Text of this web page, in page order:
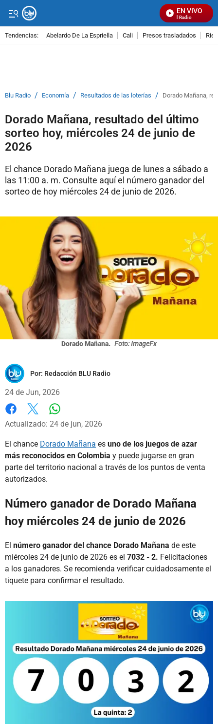
EN VIVO
Señal Visual Radio
Tendencias: Abelardo De La Espriella Cali Presos trasladados
Blu Radio / Economía / Resultados de las loterías / Dorado Mañana,
Dorado Mañana, resultado del último
sorteo hoy, miércoles 24 de junio de
2026
El chance Dorado Mañana juega de lunes a sábado a
las 11:00 a. m. Consulte aquí el número ganador del
sorteo de hoy miércoles 24 de junio de 2026.
Dorado Mañana. Foto: ImageFx
Por: Redacción BLU Radio
24 de Jun, 2026
Facebook
X
Actualizado: 24 de jun, 2026
El chance Dorado Mañana es uno de los juegos de azar
más reconocidos en Colombia y puede jugarse en gran
parte del territorio nacional a través de los puntos de venta
autorizados.
Número ganador de Dorado Mañana
hoy miércoles 24 de junio de 2026
El número ganador del chance Dorado Mañana de este
miércoles 24 de junio de 2026 es el 7032 - 2. Felicitaciones
a los ganadores. Se recomienda verificar cuidadosamente el
tiquete para confirmar el resultado.